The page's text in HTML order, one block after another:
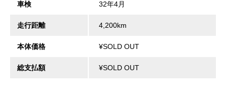
車検 32年4月
走行距離 4,200km
本体価格 ¥SOLD OUT
総支払額 ¥SOLD OUT